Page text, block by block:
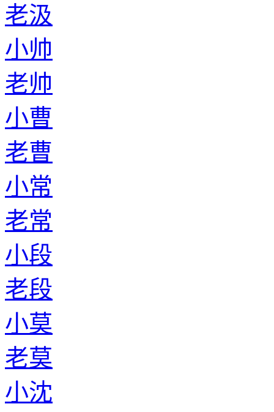
老汲
小帅
老帅
小曹
老曹
小常
老常
小段
老段
小莫
老莫
小沈